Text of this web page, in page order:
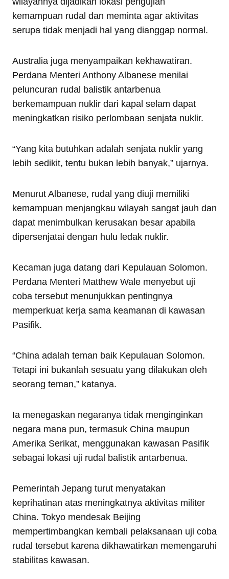
kemampuan rudal dan meminta agar aktivitas
serupa tidak menjadi hal yang dianggap normal.
Australia juga menyampaikan kekhawatiran.
Perdana Menteri Anthony Albanese menilai
peluncuran rudal balistik antarbenua
berkemampuan nuklir dari kapal selam dapat
meningkatkan risiko perlombaan senjata nuklir.
“Yang kita butuhkan adalah senjata nuklir yang
lebih sedikit, tentu bukan lebih banyak,” ujarnya.
Menurut Albanese, rudal yang diuji memiliki
kemampuan menjangkau wilayah sangat jauh dan
dapat menimbulkan kerusakan besar apabila
dipersenjatai dengan hulu ledak nuklir.
Kecaman juga datang dari Kepulauan Solomon.
Perdana Menteri Matthew Wale menyebut uji
coba tersebut menunjukkan pentingnya
memperkuat kerja sama keamanan di kawasan
Pasifik.
“China adalah teman baik Kepulauan Solomon.
Tetapi ini bukanlah sesuatu yang dilakukan oleh
seorang teman,” katanya.
Ia menegaskan negaranya tidak menginginkan
negara mana pun, termasuk China maupun
Amerika Serikat, menggunakan kawasan Pasifik
sebagai lokasi uji rudal balistik antarbenua.
Pemerintah Jepang turut menyatakan
keprihatinan atas meningkatnya aktivitas militer
China. Tokyo mendesak Beijing
mempertimbangkan kembali pelaksanaan uji coba
rudal tersebut karena dikhawatirkan memengaruhi
stabilitas kawasan.